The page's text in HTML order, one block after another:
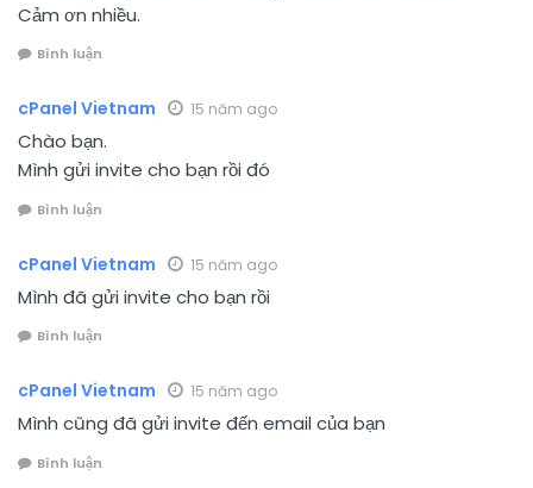
Cảm ơn nhiều.
Bình luận
cPanel Vietnam 15 năm ago
Chào bạn.
Mình gửi invite cho bạn rồi đó
Bình luận
cPanel Vietnam 15 năm ago
Mình đã gửi invite cho bạn rồi
Bình luận
cPanel Vietnam 15 năm ago
Mình cũng đã gửi invite đến email của bạn
Bình luận